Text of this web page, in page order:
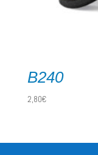
B240
2,80€